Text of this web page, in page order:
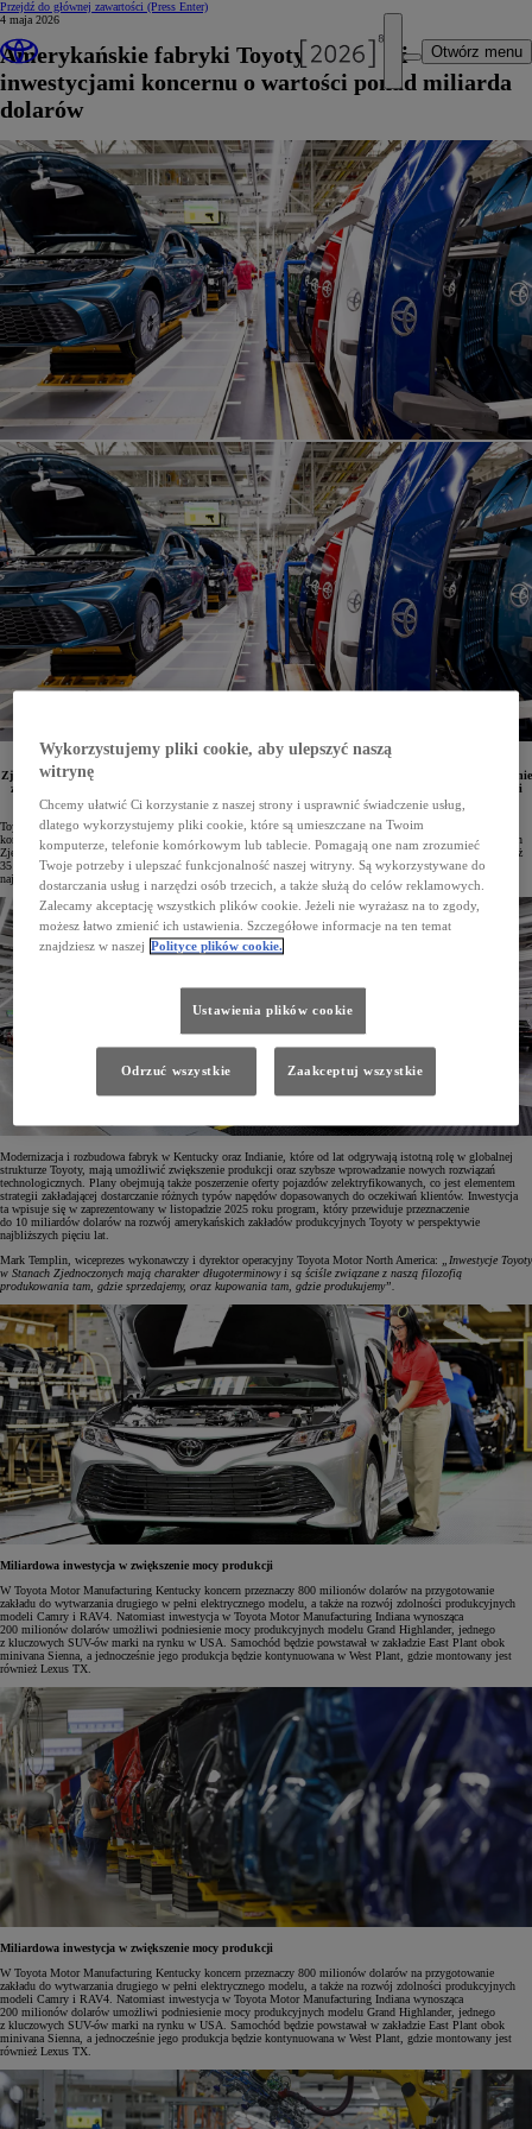
Przejdź do głównej zawartości (Press Enter)
Otwórz menu
4 maja 2026
Amerykańskie fabryki Toyoty z nowymi
inwestycjami koncernu o wartości ponad miliarda
dolarów
Toyota przeznaczy ponad miliard dolarów na rozwój swoich zakładów produkcyjnych w Stanach
Zjednoczonych zlokalizowanych w Kentucky oraz Indianie. Inwestycja ma na celu zarówno zwiększenie
zdolności wytwórczych obecnie produkowanych modeli, jak i wdrożenie nowej, zaawansowanej linii
montażowej przeznaczonej do produkcji samochodów w pełni elektrycznych.
Toyota jest największym producentem samochodów na świecie, a w samym 2025 roku w 72 fabrykach
koncernu wyprodukowano ponad 11 milionów pojazdów. Marka prowadzi działalność produkcyjną w Stanach
Zjednoczonych od czterech dekad, a łączna liczba aut wytworzonych w tamtejszych zakładach przekroczyła już
35 milionów. Z okazji 40-lecia funkcjonowania Toyota Motor Manufacturing Kentucky (TMMK), czyli
największej fabryki koncernu na świecie, ogłoszono kolejną inwestycję przekraczającą miliard dolarów.
Modernizacja i rozbudowa fabryk w Kentucky oraz Indianie, które od lat odgrywają istotną rolę w globalnej
strukturze Toyoty, mają umożliwić zwiększenie produkcji oraz szybsze wprowadzanie nowych rozwiązań
technologicznych. Plany obejmują także poszerzenie oferty pojazdów zelektryfikowanych, co jest elementem
strategii zakładającej dostarczanie różnych typów napędów dopasowanych do oczekiwań klientów. Inwestycja
ta wpisuje się w zaprezentowany w listopadzie 2025 roku program, który przewiduje przeznaczenie
do 10 miliardów dolarów na rozwój amerykańskich zakładów produkcyjnych Toyoty w perspektywie
najbliższych pięciu lat.
Mark Templin, wiceprezes wykonawczy i dyrektor operacyjny Toyota Motor North America: „Inwestycje Toyoty
w Stanach Zjednoczonych mają charakter długoterminowy i są ściśle związane z naszą filozofią
produkowania tam, gdzie sprzedajemy, oraz kupowania tam, gdzie produkujemy”.
Miliardowa inwestycja w zwiększenie mocy produkcji
W Toyota Motor Manufacturing Kentucky koncern przeznaczy 800 milionów dolarów na przygotowanie
zakładu do wytwarzania drugiego w pełni elektrycznego modelu, a także na rozwój zdolności produkcyjnych
modeli Camry i RAV4. Natomiast inwestycja w Toyota Motor Manufacturing Indiana wynosząca
200 milionów dolarów umożliwi podniesienie mocy produkcyjnych modelu Grand Highlander, jednego
z kluczowych SUV-ów marki na rynku w USA. Samochód będzie powstawał w zakładzie East Plant obok
minivana Sienna, a jednocześnie jego produkcja będzie kontynuowana w West Plant, gdzie montowany jest
również Lexus TX.
Miliardowa inwestycja w zwiększenie mocy produkcji
W Toyota Motor Manufacturing Kentucky koncern przeznaczy 800 milionów dolarów na przygotowanie
zakładu do wytwarzania drugiego w pełni elektrycznego modelu, a także na rozwój zdolności produkcyjnych
modeli Camry i RAV4. Natomiast inwestycja w Toyota Motor Manufacturing Indiana wynosząca
200 milionów dolarów umożliwi podniesienie mocy produkcyjnych modelu Grand Highlander, jednego
z kluczowych SUV-ów marki na rynku w USA. Samochód będzie powstawał w zakładzie East Plant obok
minivana Sienna, a jednocześnie jego produkcja będzie kontynuowana w West Plant, gdzie montowany jest
również Lexus TX.
Wykorzystujemy pliki cookie, aby ulepszyć naszą
witrynę
Chcemy ułatwić Ci korzystanie z naszej strony i usprawnić świadczenie usług,
dlatego wykorzystujemy pliki cookie, które są umieszczane na Twoim
komputerze, telefonie komórkowym lub tablecie. Pomagają one nam zrozumieć
Twoje potrzeby i ulepszać funkcjonalność naszej witryny. Są wykorzystywane do
dostarczania usług i narzędzi osób trzecich, a także służą do celów reklamowych.
Zalecamy akceptację wszystkich plików cookie. Jeżeli nie wyrażasz na to zgody,
możesz łatwo zmienić ich ustawienia. Szczegółowe informacje na ten temat
znajdziesz w naszej Polityce plików cookie.
Ustawienia plików cookie
Odrzuć wszystkie Zaakceptuj wszystkie